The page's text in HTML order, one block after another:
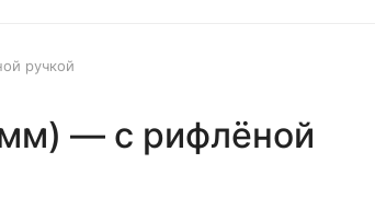
ручкой
— с рифлёной